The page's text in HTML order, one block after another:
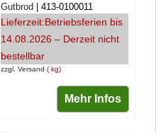
zzgl. Versand kg
Gutbrod 413-0100011
Lieferzeit:Betriebsferien bis
14.08.2026 – Derzeit nicht
bestellbar
Mehr Infos